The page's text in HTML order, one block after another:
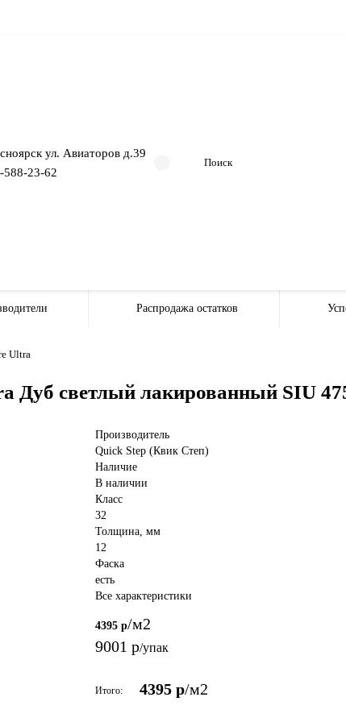
ул. Авиаторов д.39
588-23-62
Распродажа остатков
Ultra
Дуб светлый лакированный SIU
Производитель
Quick Step (Квик Степ)
Наличие
В наличии
Класс
32
Толщина, мм
12
Фаска
есть
Все характеристики
4395 р/м2
9001 р/упак
Итого: 4395 р/м2